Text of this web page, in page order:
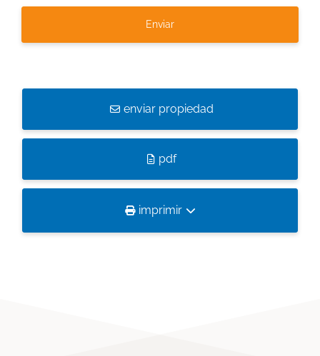
enviar propiedad
pdf
imprimir